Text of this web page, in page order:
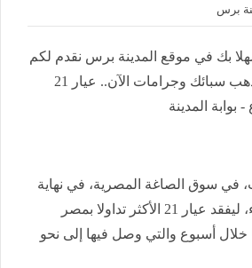
برس
بك في موقع المدينة برس نقدم لكم
اليوم تراجع أسعار الذهب سبائك وجرامات الآن.. عيار 21
المدينة
في سوق الصاغة المصرية، في نهاية
تعاملات اليوم الأربعاء، ليفقد عيار 21 الأكثر تداولا بمصر
خلال أسبوع والتي وصل فيها إلى نحو